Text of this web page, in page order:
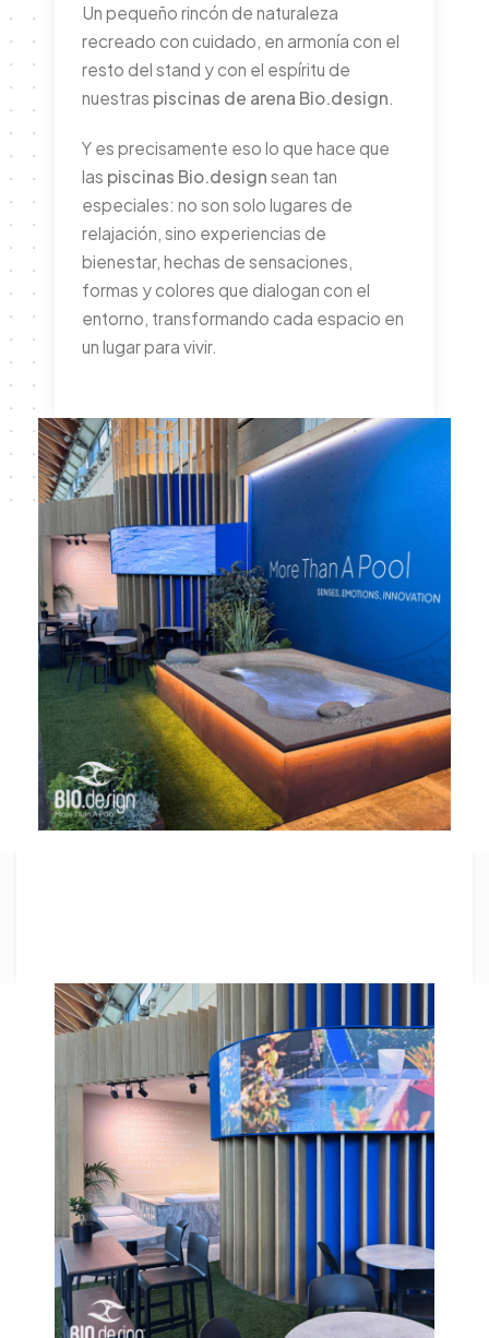
Un pequeño rincón de naturaleza
recreado con cuidado, en armonía con el
resto del stand y con el espíritu de
nuestras piscinas de arena Bio.design.
Y es precisamente eso lo que hace que
las piscinas Bio.design sean tan
especiales: no son solo lugares de
relajación, sino experiencias de
bienestar, hechas de sensaciones,
formas y colores que dialogan con el
entorno, transformando cada espacio en
un lugar para vivir.